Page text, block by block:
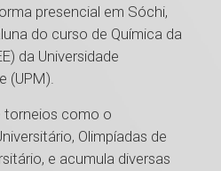
presencial em Sóchi,
do curso de Química da
da Universidade
(UPM).
torneios como o
Olimpíadas de
e acumula diversas